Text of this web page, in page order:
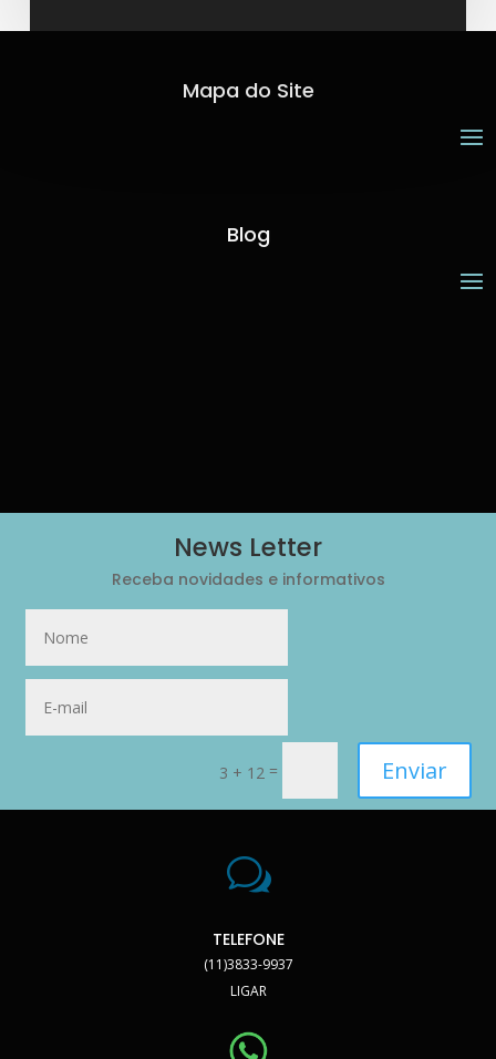
Mapa do Site
Blog
News Letter
Receba novidades e informativos
3 + 12 = Enviar
w
TELEFONE
(11)3833-9937
LIGAR